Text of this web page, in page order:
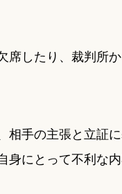
席したり、裁判所
手の主張と立証
にとって不利な